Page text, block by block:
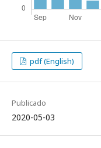
pdf (English)
Publicado
2020-05-03